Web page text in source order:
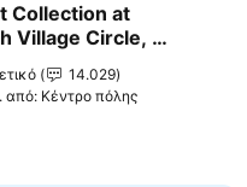
στα αγαπημένα
Collection at
Village Circle, a
Hotel
14.029
από: Κέντρο πόλης